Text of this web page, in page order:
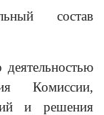
состав
деятельностью
Комиссии,
и решения